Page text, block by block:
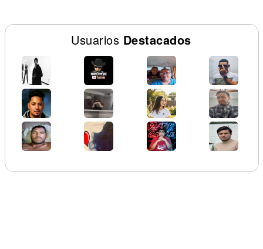
Usuarios Destacados